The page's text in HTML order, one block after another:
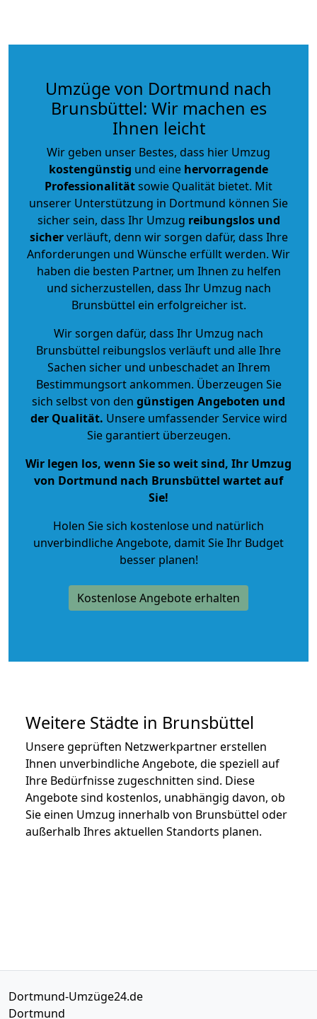
Umzüge von Dortmund nach
Brunsbüttel: Wir machen es
Ihnen leicht
Wir geben unser Bestes, dass hier Umzug
kostengünstig und eine hervorragende
Professionalitätsowie Qualität bietet. Mit
unserer Unterstützung in Dortmund können Sie
sicher sein, dass Ihr Umzug reibungslos und
sicherverläuft, denn wir sorgen dafür, dass Ihre
Anforderungen und Wünsche erfüllt werden. Wir
haben die besten Partner, um Ihnen zu helfen
und sicherzustellen, dass Ihr Umzug nach
Brunsbüttel ein erfolgreicher ist.
Wir sorgen dafür, dass Ihr Umzug nach
Brunsbüttel reibungslos verläuft und alle Ihre
Sachen sicher und unbeschadet an Ihrem
Bestimmungsort ankommen. Überzeugen Sie
sich selbst von den günstigen Angeboten und
der Qualität. Unsere umfassender Service wird
Sie garantiert überzeugen.
Wir legen los, wenn Sie so weit sind, Ihr Umzug
von Dortmund nach Brunsbüttel wartet auf
Sie!
Holen Sie sich kostenlose und natürlich
unverbindliche Angebote, damit Sie Ihr Budget
besser planen!
Kostenlose Angebote erhalten
Weitere Städte in Brunsbüttel
Unsere geprüften Netzwerkpartner erstellen
Ihnen unverbindliche Angebote, die speziell auf
Ihre Bedürfnisse zugeschnitten sind. Diese
Angebote sind kostenlos, unabhängig davon, ob
Sie einen Umzug innerhalb von Brunsbüttel oder
außerhalb Ihres aktuellen Standorts planen.
Dortmund-Umzüge24.de
Dortmund